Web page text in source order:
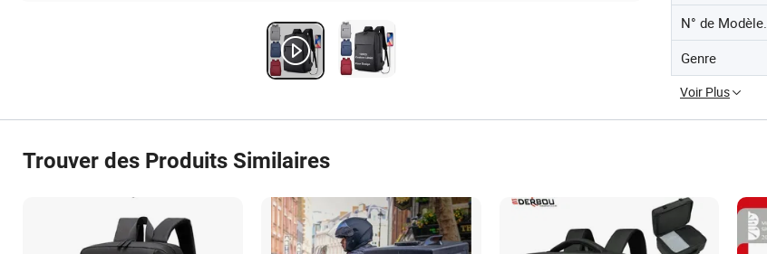
N° de Modèle.
Genre
Voir Plus
Trouver des Produits Similaires